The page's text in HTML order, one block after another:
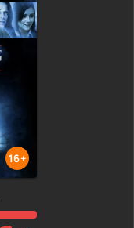
16+